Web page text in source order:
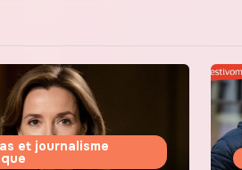
et journalisme